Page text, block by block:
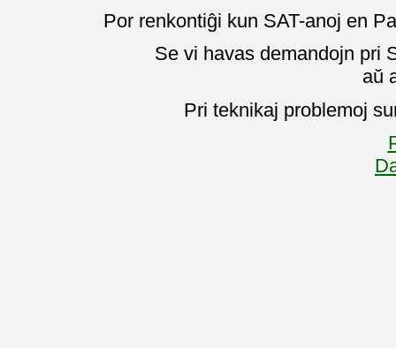
Por renkontiĝi kun SAT-anoj en
Se vi havas demandojn pri
aŭ
Pri teknikaj problemoj